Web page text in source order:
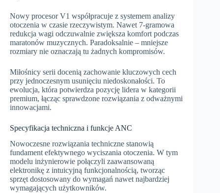
Nowy procesor V1 współpracuje z systemem analizy
otoczenia w czasie rzeczywistym. Nawet 7-gramowa
redukcja wagi odczuwalnie zwiększa komfort podczas
maratonów muzycznych. Paradoksalnie – mniejsze
rozmiary nie oznaczają tu żadnych kompromisów.
Miłośnicy serii docenią zachowanie kluczowych cech
przy jednoczesnym usunięciu niedoskonałości. To
ewolucja, która potwierdza pozycję lidera w kategorii
premium, łącząc sprawdzone rozwiązania z odważnymi
innowacjami.
Specyfikacja techniczna i funkcje ANC
Nowoczesne rozwiązania techniczne stanowią
fundament efektywnego wyciszania otoczenia. W tym
modelu inżynierowie połączyli zaawansowaną
elektronikę z intuicyjną funkcjonalnością, tworząc
sprzęt dostosowany do wymagań nawet najbardziej
wymagających użytkowników.